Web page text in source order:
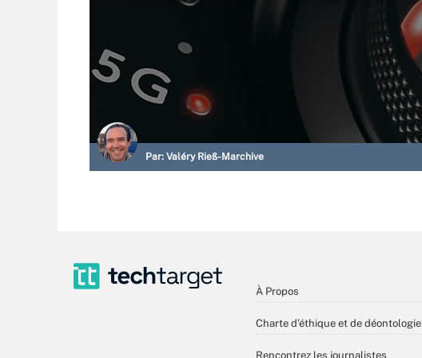
Par: Valéry Rieß-Marchive
À Propos
Charte d’éthique et de déontologie
Rencontrez les journalistes